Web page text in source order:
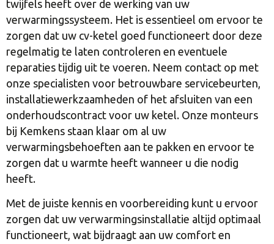
twijfels heeft over de werking van uw
verwarmingssysteem. Het is essentieel om ervoor te
zorgen dat uw cv-ketel goed functioneert door deze
regelmatig te laten controleren en eventuele
reparaties tijdig uit te voeren. Neem contact op met
onze specialisten voor betrouwbare servicebeurten,
installatiewerkzaamheden of het afsluiten van een
onderhoudscontract voor uw ketel. Onze monteurs
bij Kemkens staan klaar om al uw
verwarmingsbehoeften aan te pakken en ervoor te
zorgen dat u warmte heeft wanneer u die nodig
heeft.
Met de juiste kennis en voorbereiding kunt u ervoor
zorgen dat uw verwarmingsinstallatie altijd optimaal
functioneert, wat bijdraagt aan uw comfort en